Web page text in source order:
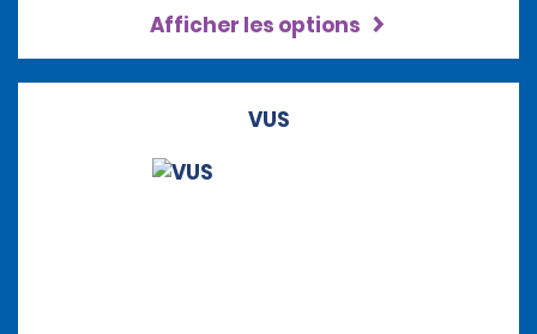
Afficher les options
VUS